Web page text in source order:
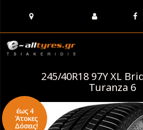
245/40R18 97Y XL
Turanza 6
έως 4
Άτοκες
Δόσεις!